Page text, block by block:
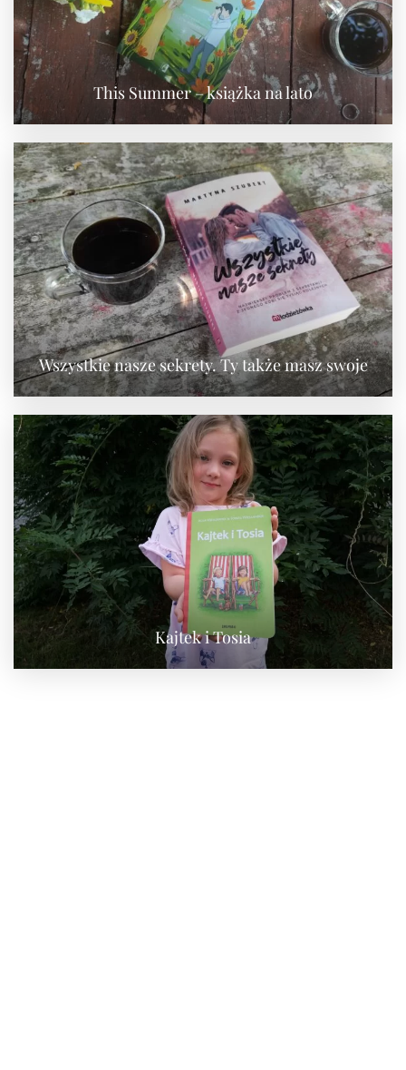
This Summer – książka na lato
Wszystkie nasze sekrety. Ty także masz swoje
Kajtek i Tosia